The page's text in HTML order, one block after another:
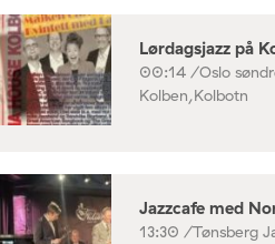
Lørdagsjazz på
00:14 /Oslo
Kolben,Kolbotn
Jazzcafe med
13:30 /Tønsberg